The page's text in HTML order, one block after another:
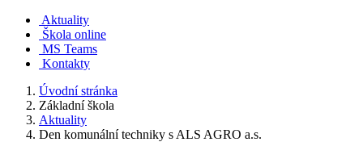
Aktuality
Škola online
MS Teams
Kontakty
Úvodní stránka
Základní škola
Aktuality
Den komunální techniky s ALS AGRO a.s.